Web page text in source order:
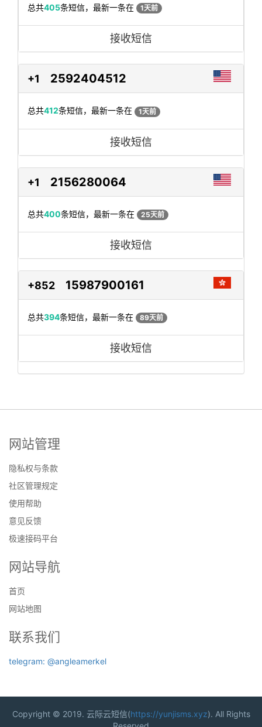
总共405条短信，最新一条在 1天前
接收短信
+1 2592404512
总共412条短信，最新一条在 1天前
接收短信
+1 2156280064
总共400条短信，最新一条在 25天前
接收短信
+852 15987900161
总共394条短信，最新一条在 89天前
接收短信
网站管理
隐私权与条款
社区管理规定
使用帮助
意见反馈
极速接码平台
网站导航
首页
网站地图
联系我们
telegram: @angleamerkel
Copyright © 2019. 云际云短信(https://yunjisms.xyz). All Rights